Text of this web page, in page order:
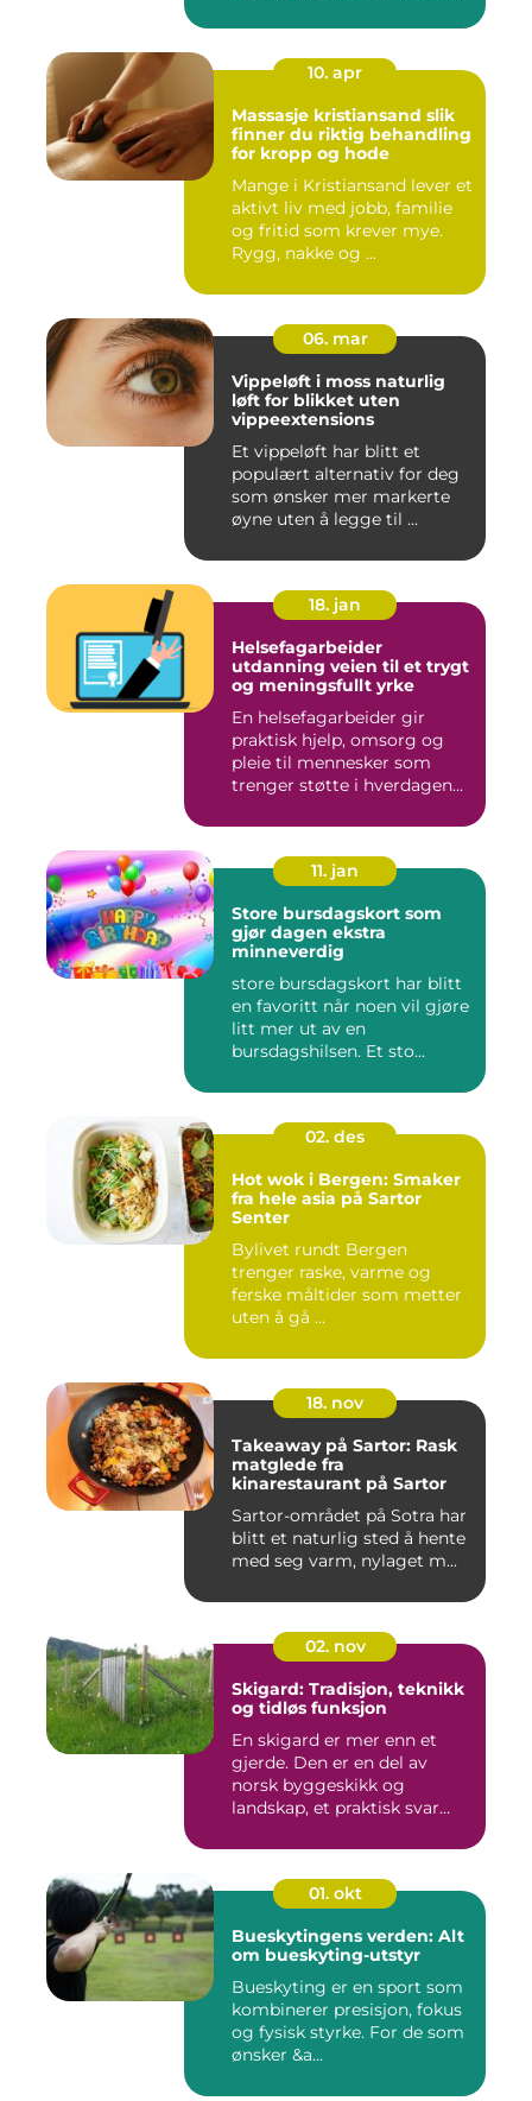
10. apr
Massasje kristiansand slik
finner du riktig behandling
for kropp og hode
Mange i Kristiansand lever et
aktivt liv med jobb, familie
og fritid som krever mye.
Rygg, nakke og ...
06. mar
Vippeløft i moss naturlig
løft for blikket uten
vippeextensions
Et vippeløft har blitt et
populært alternativ for deg
som ønsker mer markerte
øyne uten å legge til ...
18. jan
Helsefagarbeider
utdanning veien til et trygt
og meningsfullt yrke
En helsefagarbeider gir
praktisk hjelp, omsorg og
pleie til mennesker som
trenger støtte i hverdagen...
11. jan
Store bursdagskort som
gjør dagen ekstra
minneverdig
store bursdagskort har blitt
en favoritt når noen vil gjøre
litt mer ut av en
bursdagshilsen. Et sto...
02. des
Hot wok i Bergen: Smaker
fra hele asia på Sartor
Senter
Bylivet rundt Bergen
trenger raske, varme og
ferske måltider som metter
uten å gå ...
18. nov
Takeaway på Sartor: Rask
matglede fra
kinarestaurant på Sartor
Sartor-området på Sotra har
blitt et naturlig sted å hente
med seg varm, nylaget m...
02. nov
Skigard: Tradisjon, teknikk
og tidløs funksjon
En skigard er mer enn et
gjerde. Den er en del av
norsk byggeskikk og
landskap, et praktisk svar
01. okt
Bueskytingens verden: Alt
om bueskyting-utstyr
Bueskyting er en sport som
kombinerer presisjon, fokus
og fysisk styrke. For de som
ønsker &a...